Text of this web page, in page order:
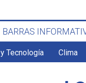
BARRAS
Tecnología Clima